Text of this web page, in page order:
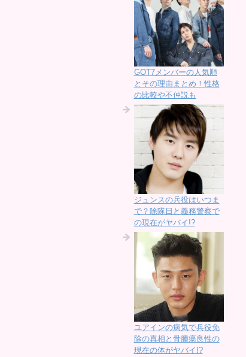
GOT7メンバーの人気順
とその理由まとめ！性格
の比較や不仲説も
ジュンスの兵役はいつま
で？除隊日と義務警察で
の現在がヤバイ!?
ユアインの病気で兵役免
除の真相と骨腫瘍良性の
現在の体がヤバイ!?